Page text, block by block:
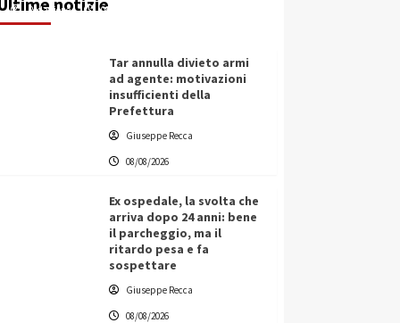
Redazione 08/08/2026
Tar annulla divieto armi
ad agente: motivazioni
insufficienti della
Prefettura
Giuseppe Recca
08/08/2026
Ex ospedale, la svolta che
arriva dopo 24 anni: bene
il parcheggio, ma il
ritardo pesa e fa
sospettare
Giuseppe Recca
08/08/2026